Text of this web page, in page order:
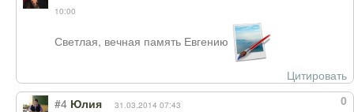
10:00
Светлая, вечная память Евгению
Цитировать
0
#4 Юлия 31.03.2014 07:43